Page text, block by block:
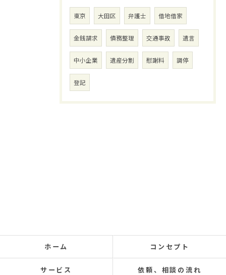
東京 大田区 弁護士 借地借家
金銭請求 債務整理 交通事故 遺言
中小企業 遺産分割 慰謝料 調停
登記
ホーム コンセプト
サービス 依頼、相談の流れ